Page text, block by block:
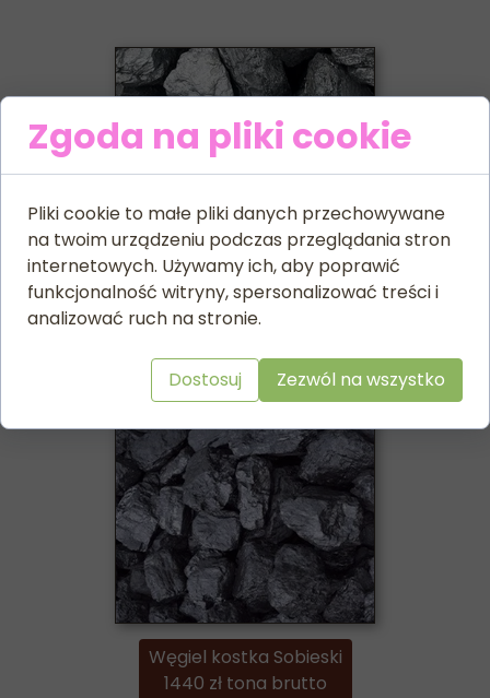
Węgiel kostka Sobieski
1440 zł tona brutto
Węgiel kostka PIAST
1550 zł tona brutto
Zgoda na pliki cookie
Pliki cookie to małe pliki danych przechowywane
na twoim urządzeniu podczas przeglądania stron
internetowych. Używamy ich, aby poprawić
funkcjonalność witryny, spersonalizować treści i
analizować ruch na stronie.
Dostosuj Zezwól na wszystko